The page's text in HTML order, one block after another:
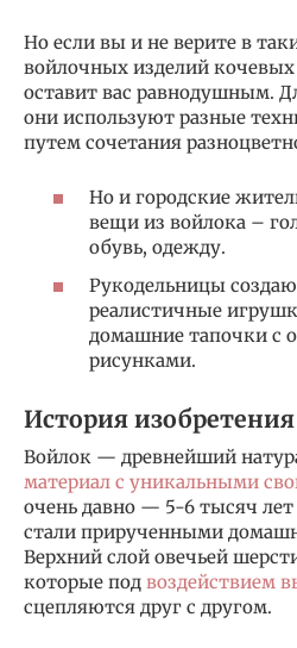
Но если вы и не верите в
войлочных изделий кочевых
оставит вас равнодушным.
они используют разные
путем сочетания
Но и городские
вещи из войлока –
обувь, одежду.
Рукодельницы
реалистичные
домашние тапочки с
рисунками.
История изобретения
Войлок — древнейший
материал с уникальными
очень давно — 5-6 тысяч лет
стали прирученными
Верхний слой овечьей
которые под воздействием
сцепляются друг с другом.